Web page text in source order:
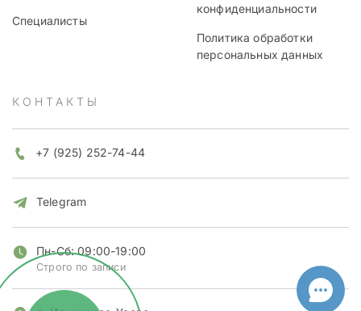
Специалисты
конфиденциальности
Политика обработки
персональных данных
КОНТАКТЫ
+7 (925) 252-74-44
Telegram
Пн-Сб: 09:00-19:00
Строго по записи